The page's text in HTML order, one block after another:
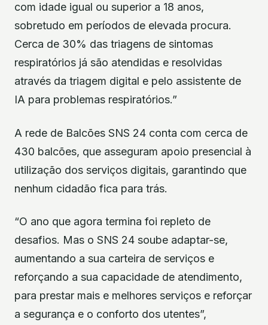
com idade igual ou superior a 18 anos,
sobretudo em períodos de elevada procura.
Cerca de 30% das triagens de sintomas
respiratórios já são atendidas e resolvidas
através da triagem digital e pelo assistente de
IA para problemas respiratórios.”
A rede de Balcões SNS 24 conta com cerca de
430 balcões, que asseguram apoio presencial à
utilização dos serviços digitais, garantindo que
nenhum cidadão fica para trás.
“O ano que agora termina foi repleto de
desafios. Mas o SNS 24 soube adaptar-se,
aumentando a sua carteira de serviços e
reforçando a sua capacidade de atendimento,
para prestar mais e melhores serviços e reforçar
a segurança e o conforto dos utentes”,